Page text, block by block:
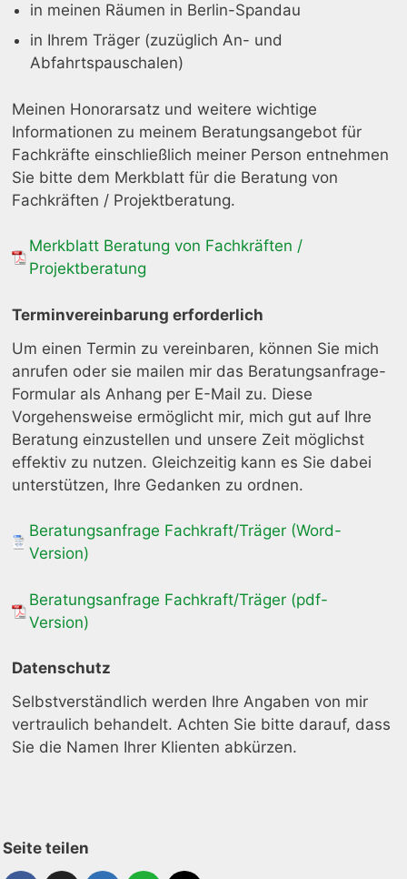
in meinen Räumen in Berlin-Spandau
in Ihrem Träger (zuzüglich An- und
Abfahrtspauschalen)
Meinen Honorarsatz und weitere wichtige
Informationen zu meinem Beratungsangebot für
Fachkräfte einschließlich meiner Person entnehmen
Sie bitte dem Merkblatt für die Beratung von
Fachkräften / Projektberatung.
Merkblatt Beratung von Fachkräften /
Projektberatung
Terminvereinbarung erforderlich
Um einen Termin zu vereinbaren, können Sie mich
anrufen oder sie mailen mir das Beratungsanfrage-
Formular als Anhang per E-Mail zu. Diese
Vorgehensweise ermöglicht mir, mich gut auf Ihre
Beratung einzustellen und unsere Zeit möglichst
effektiv zu nutzen. Gleichzeitig kann es Sie dabei
unterstützen, Ihre Gedanken zu ordnen.
Beratungsanfrage Fachkraft/Träger (Word-
Version)
Beratungsanfrage Fachkraft/Träger (pdf-
Version)
Datenschutz
Selbstverständlich werden Ihre Angaben von mir
vertraulich behandelt. Achten Sie bitte darauf, dass
Sie die Namen Ihrer Klienten abkürzen.
Seite teilen